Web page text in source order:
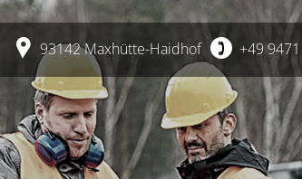
93142 Maxhütte-Haidhof +49